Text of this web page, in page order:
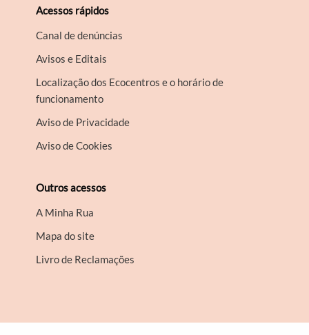
Acessos rápidos
Canal de denúncias
Avisos e Editais
Localização dos Ecocentros e o horário de
funcionamento
Aviso de Privacidade
Aviso de Cookies
Outros acessos
A Minha Rua
Mapa do site
Livro de Reclamações